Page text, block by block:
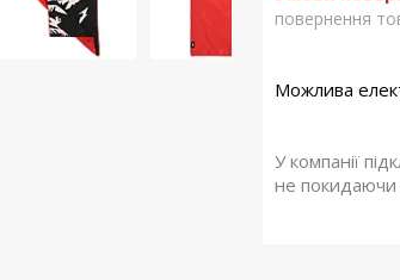
повернення
У компанії
не покидаючи